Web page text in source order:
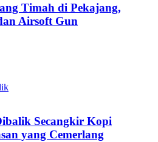
Timah di Pekajang,
Airsoft Gun
Secangkir Kopi
yang Cemerlang